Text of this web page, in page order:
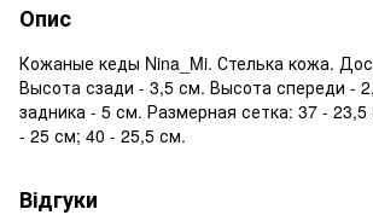
Опис
Кожаные кеды Nina_Mi. Стелька кожа.
Высота сзади - 3,5 см. Высота спереди -
задника - 5 см. Размерная сетка: 37 -
- 25 см; 40 - 25,5 см.
Відгуки